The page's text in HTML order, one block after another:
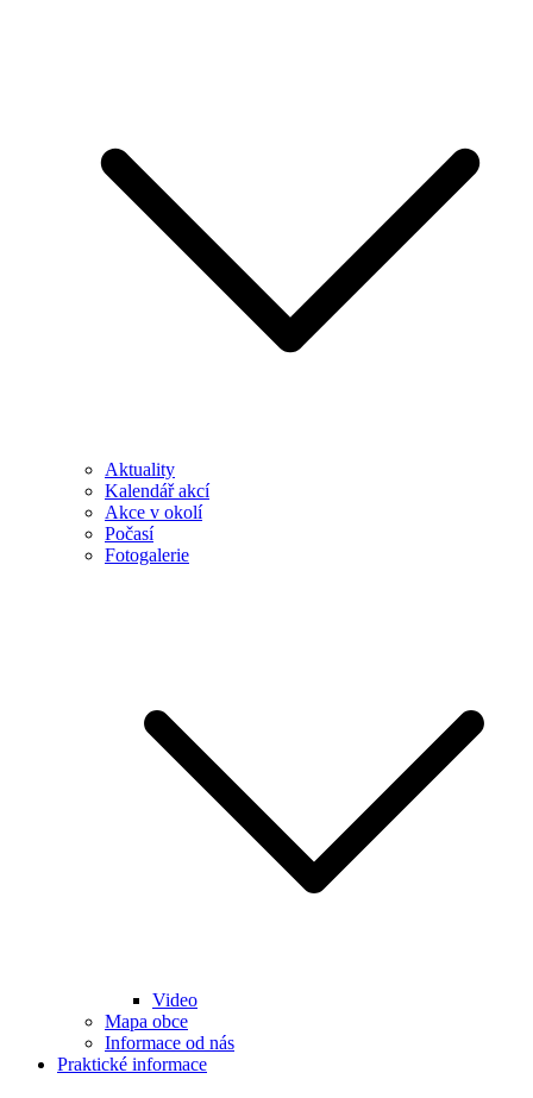
Aktuality
Kalendář akcí
Akce v okolí
Počasí
Fotogalerie
Video
Mapa obce
Informace od nás
Praktické informace